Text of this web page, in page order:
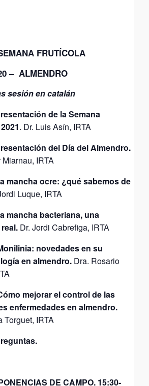
FRUTÍCOLA
– ALMENDRO
sesión en catalán
de la Semana
. Dr. Luis Asín, IRTA
del Día del Almendro.
IRTA
mancha ocre: ¿qué sabemos de
Luque, IRTA
mancha bacteriana, una
Dr. Jordi Cabrefiga, IRTA
novedades en su
en almendro. Dra. Rosario
mejorar el control de las
enfermedades en almendro.
Torguet, IRTA
DE CAMPO. 15:30-